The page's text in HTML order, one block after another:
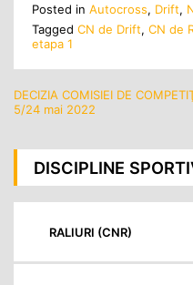
Posted in Autocross, Drift,
Tagged CN de Drift, CN de
etapa 1
Navigare
articole
DECIZIA COMISIEI DE
5/24 mai 2022
DISCIPLINE
RALIURI (CNR)